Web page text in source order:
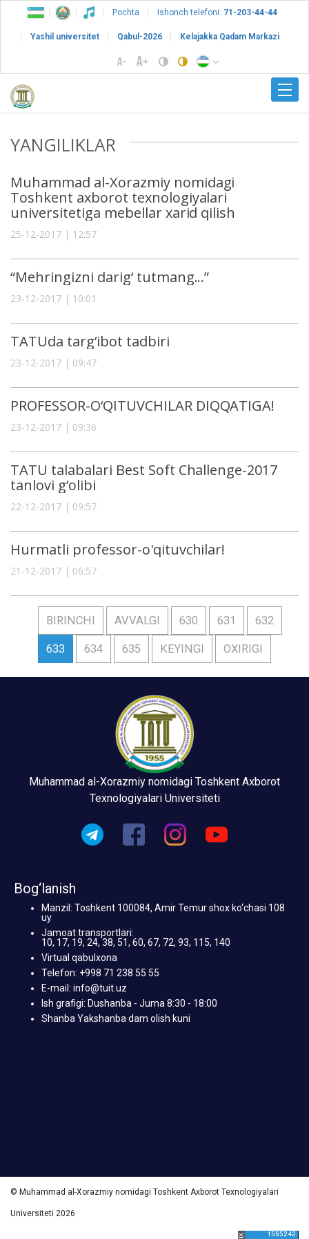
Pochta Ishonch telefoni: 71-203-44-44
Yashil universitet Qabul-2026 Kelajakka Qadam Markazi
YANGILIKLAR
Muhammad al-Xorazmiy nomidagi
Toshkent axborot texnologiyalari
universitetiga mebellar xarid qilish
25-12-2017 | 12:57
“Mehringizni darig‘ tutmang...”
23-12-2017 | 10:01
TATUda targ‘ibot tadbiri
23-12-2017 | 09:47
PROFЕSSOR-O‘QITUVCHILAR DIQQATIGA!
23-12-2017 | 09:36
TATU talabalari Best Soft Challenge-2017
tanlovi g‘olibi
22-12-2017 | 09:57
Hurmatli professor-o'qituvchilar!
21-12-2017 | 06:57
BIRINCHI AVVALGI 630 631 632
633 634 635 KEYINGI OXIRIGI
Muhammad al-Xorazmiy nomidagi Toshkent Axborot
Texnologiyalari Universiteti
Bog‘lanish
Manzil: Toshkent 100084, Amir Temur shox ko‘chasi 108
uy
Jamoat transportlari:
10, 17, 19, 24, 38, 51, 60, 67, 72, 93, 115, 140
Virtual qabulxona
Telefon: +998 71 238 55 55
E-mail: info@tuit.uz
Ish grafigi: Dushanba - Juma 8:30 - 18:00
Shanba Yakshanba dam olish kuni
© Muhammad al-Xorazmiy nomidagi Toshkent Axborot Texnologiyalari
Universiteti 2026